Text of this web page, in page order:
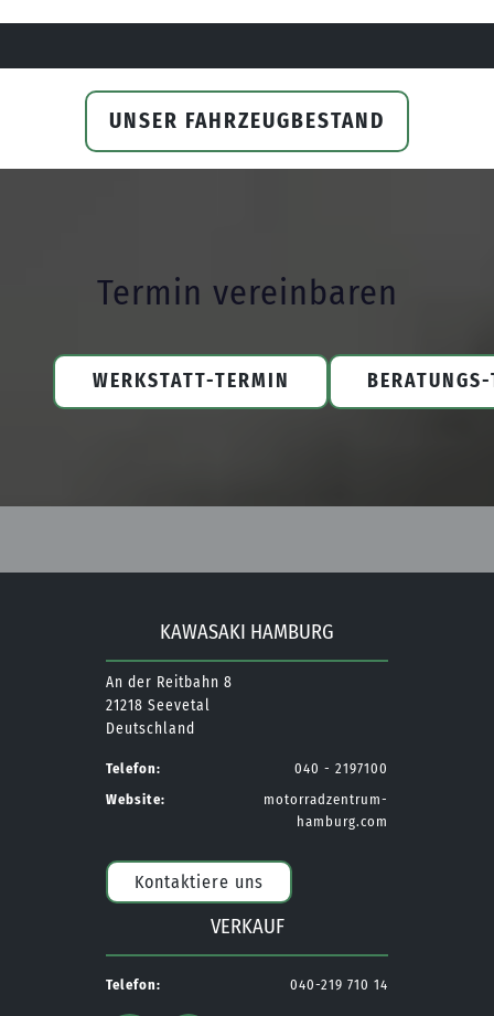
UNSER FAHRZEUGBESTAND
Termin vereinbaren
WERKSTATT-TERMIN
KAWASAKI HAMBURG
An der Reitbahn 8
21218 Seevetal
Deutschland
Telefon:
040 - 2197100
Website:
motorradzentrum-
hamburg.com
Kontaktiere uns
VERKAUF
Telefon: 040-219 710 14